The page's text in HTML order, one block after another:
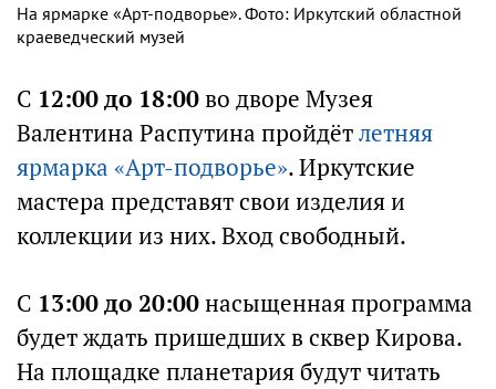
На ярмарке «Арт-подворье». Фото: Иркутский областной
краеведческий музей
С 12:00 до 18:00во дворе Музея
Валентина Распутина пройдётлетняя
ярмарка «Арт-подворье». Иркутские
мастера представят свои изделия и
коллекции из них. Вход свободный.
С 13:00 до 20:00насыщенная программа
будет ждать пришедших в сквер Кирова.
На площадке планетария будут читать